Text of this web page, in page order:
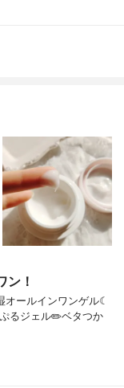
ン！
オールインワンゲル☾
るジェル✏️ベタつか